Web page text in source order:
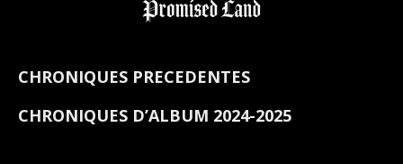
CHRONIQUES PRECEDENTES
CHRONIQUES D’ALBUM 2024-2025